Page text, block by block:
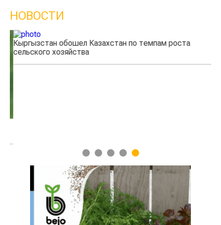
НОВОСТИ
Кыргызстан обошел Казахстан по темпам роста
сельского хозяйства
1 2 3 4 5